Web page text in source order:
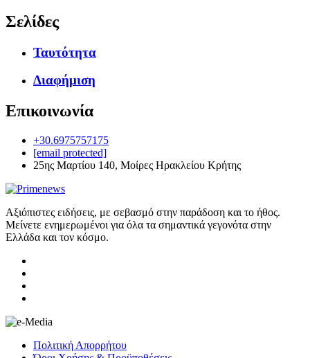
Σελίδες
Ταυτότητα
Διαφήμιση
Επικοινωνία
+30.6975757175
[email protected]
25ης Μαρτίου 140, Μοίρες Ηρακλείου Κρήτης
Αξιόπιστες ειδήσεις, με σεβασμό στην παράδοση και το ήθος.
Μείνετε ενημερωμένοι για όλα τα σημαντικά γεγονότα στην
Ελλάδα και τον κόσμο.
Πολιτική Απορρήτου